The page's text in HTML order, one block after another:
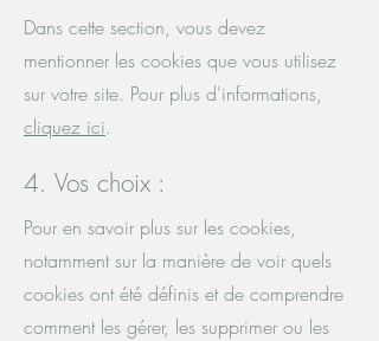
Dans cette section, vous devez
mentionner les cookies que vous utilisez
sur votre site. Pour plus d'informations,
cliquez ici.
4. Vos choix :
Pour en savoir plus sur les cookies,
notamment sur la manière de voir quels
cookies ont été définis et de comprendre
comment les gérer, les supprimer ou les